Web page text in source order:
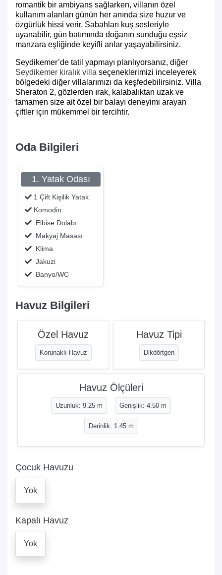
romantik bir ambiyans sağlarken, villanın özel
kullanım alanları günün her anında size huzur ve
özgürlük hissi verir. Sabahları kuş sesleriyle
uyanabilir, gün batımında doğanın sunduğu eşsiz
manzara eşliğinde keyifli anlar yaşayabilirsiniz.
Seydikemer’de tatil yapmayı planlıyorsanız, diğer
Seydikemer kiralık villa seçeneklerimizi inceleyerek
bölgedeki diğer villalarımızı da keşfedebilirsiniz. Villa
Sheraton 2, gözlerden ırak, kalabalıktan uzak ve
tamamen size ait özel bir balayı deneyimi arayan
çiftler için mükemmel bir tercihtir.
Oda Bilgileri
1. Yatak Odası
1 Çift Kişilik Yatak
Komodin
Elbise Dolabı
Makyaj Masası
Klima
Jakuzi
Banyo/WC
Havuz Bilgileri
Özel Havuz
Korunaklı Havuz
Havuz Tipi
Dikdörtgen
Havuz Ölçüleri
Uzunluk: 9.25 m Genişlik: 4.50 m
Derinlik: 1.45 m
Çocuk Havuzu
Yok
Kapalı Havuz
Yok